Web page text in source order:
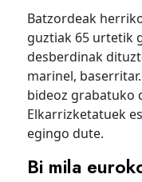
Batzordeak
guztiak 65 urtetik
desberdinak
marinel,
bideoz grabatuko
Elkarrizketatuek
egingo dute.
Bi mila